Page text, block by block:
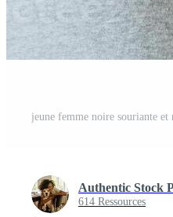
Authentic Stock
614 Ressources